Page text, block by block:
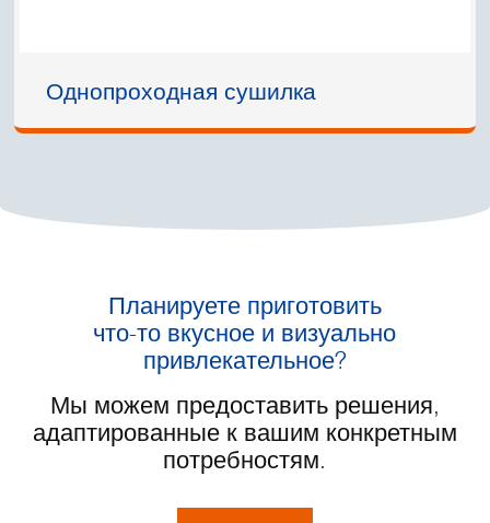
Однопроходная сушилка
Планируете приготовить
что-то вкусное и визуально
привлекательное?
Мы можем предоставить решения,
адаптированные к вашим конкретным
потребностям.